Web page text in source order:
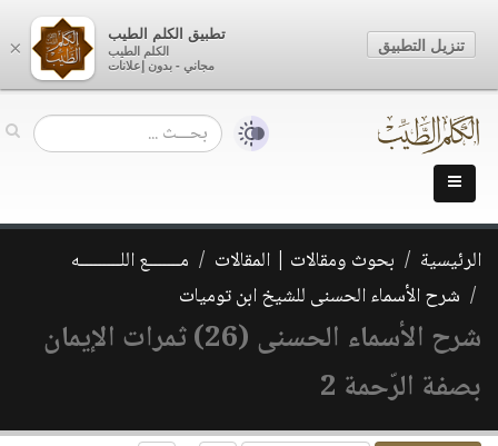
الرئيسية بحوث ومقالات | المقالات
مـــــــع اللـــــــــه
شرح الأسماء الحسنى للشيخ ابن توميات
شرح الأسماء الحسنى (26) ثمرات الإيمان
بصفة الرّحمة 2
×
تطبيق الكلم الطيب
الكلم الطيب
مجاني - بدون إعلانات
تنزيل التطبيق